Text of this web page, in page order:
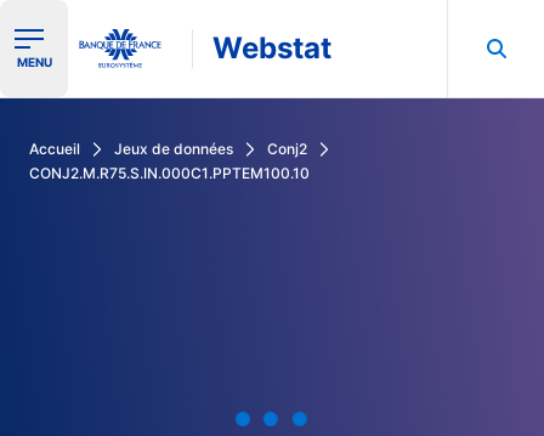
Ouvrir le menu de navigation
MENU Webstat
Accueil Jeux de données
Conj2
CONJ2.M.R75.S.IN.000C1.PPTEM100.10